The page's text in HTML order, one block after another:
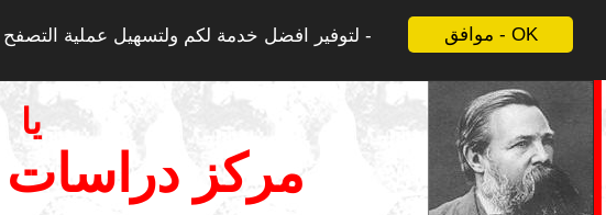
موافق - OK
لتوفير افضل خدمة لكم ولتسهيل عملية
يا
مركز دراسات